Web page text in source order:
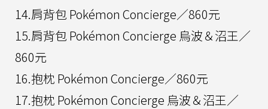
14.肩背包 Pokémon Concierge／860元
15.肩背包 Pokémon Concierge 烏波＆沼王／
860元
16.抱枕 Pokémon Concierge／860元
17.抱枕 Pokémon Concierge 烏波＆沼王／